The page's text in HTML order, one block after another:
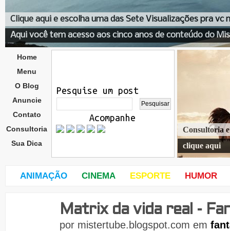
Clique aqui e escolha uma das Sete Visualizações pra vc
Aqui você tem acesso aos cinco anos de conteúdo do
Home
Menu
O Blog
Anuncie
Contato
Consultoria
Sua Dica
Pesquise um post
Acompanhe
Consultoria
clique aqui
ANIMAÇÃO CINEMA ESPORTE HUMOR
Matrix da vida real -
por mistertube.blogspot.com em